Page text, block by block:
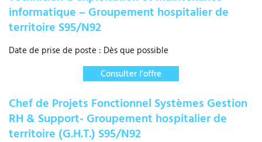
informatique – Groupement hospitalier de
territoire S95/N92
Date de prise de poste : Dès que possible
Consulter l'offre
Chef de Projets Fonctionnel Systèmes Gestion
RH & Support- Groupement hospitalier de
territoire (G.H.T.) S95/N92